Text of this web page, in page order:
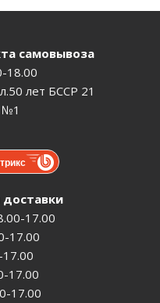
самовывоза
18.00
лет БССР 21
№1
17.00
17.00
17.00
17.00